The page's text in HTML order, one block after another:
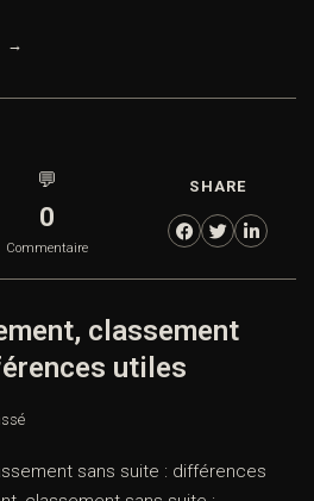
💬
0
Commentaire
SHARE
classement
utiles
sans suite : différences